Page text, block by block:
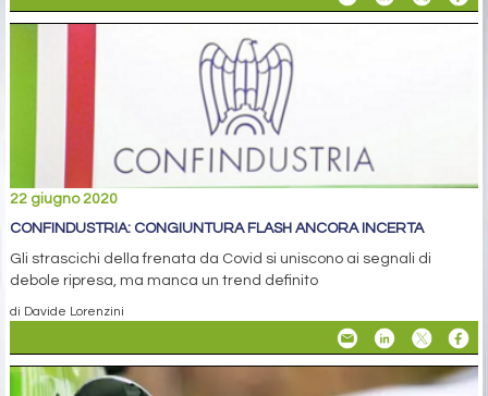
22 giugno 2020
CONFINDUSTRIA: CONGIUNTURA FLASH ANCORA INCERTA
Gli strascichi della frenata da Covid si uniscono ai segnali di
debole ripresa, ma manca un trend definito
di Davide Lorenzini